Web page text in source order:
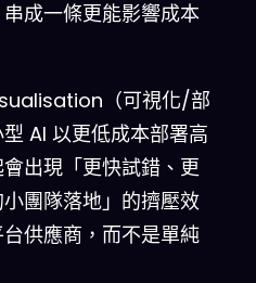
成一條更能影響成本
（可視化/部
AI 以更低成本部署高
出現「更快試錯、更
團隊落地」的擠壓效
供應商，而不是單純